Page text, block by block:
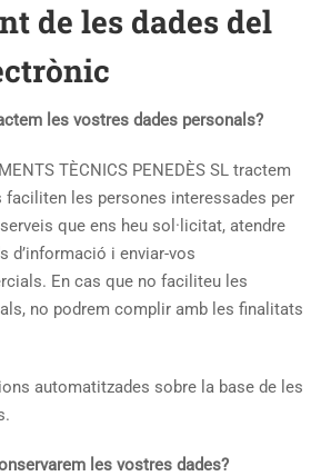
de les dades del
les vostres dades personals?
TÈCNICS PENEDÈS SL tractem
faciliten les persones interessades per
que ens heu sol·licitat, atendre
d’informació i enviar-vos
En cas que no faciliteu les
no podrem complir amb les finalitats
automatitzades sobre la base de les
les vostres dades?